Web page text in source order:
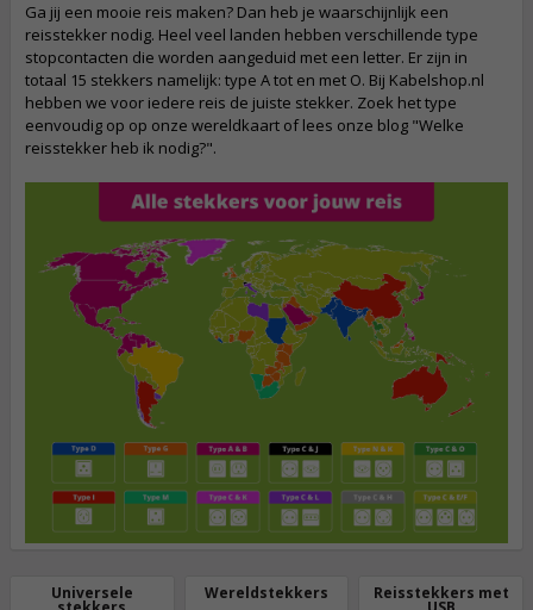
Ga jij een mooie reis maken? Dan heb je waarschijnlijk een
reisstekker nodig. Heel veel landen hebben verschillende type
stopcontacten die worden aangeduid met een letter. Er zijn in
totaal 15 stekkers namelijk: type A tot en met O. Bij Kabelshop.nl
hebben we voor iedere reis de juiste stekker. Zoek het type
eenvoudig op op onze wereldkaart of lees onze blog "Welke
reisstekker heb ik nodig?".
Universele Wereldstekkers Reisstekkers met